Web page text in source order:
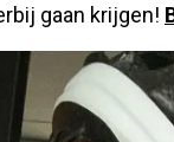
gaan krijgen!